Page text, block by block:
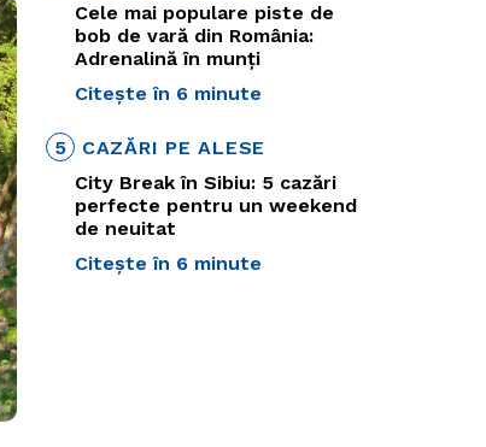
Cele mai populare piste de
bob de vară din România:
Adrenalină în munți
Citește în 6 minute
5
CAZĂRI PE ALESE
City Break în Sibiu: 5 cazări
perfecte pentru un weekend
de neuitat
Citește în 6 minute